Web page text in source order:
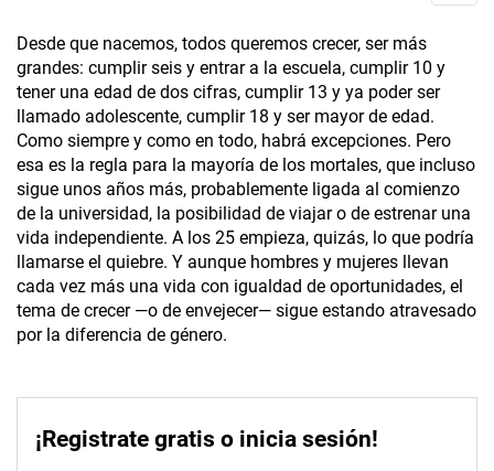
Desde que nacemos, todos queremos crecer, ser más
grandes: cumplir seis y entrar a la escuela, cumplir 10 y
tener una edad de dos cifras, cumplir 13 y ya poder ser
llamado adolescente, cumplir 18 y ser mayor de edad.
Como siempre y como en todo, habrá excepciones. Pero
esa es la regla para la mayoría de los mortales, que incluso
sigue unos años más, probablemente ligada al comienzo
de la universidad, la posibilidad de viajar o de estrenar una
vida independiente. A los 25 empieza, quizás, lo que podría
llamarse el quiebre. Y aunque hombres y mujeres llevan
cada vez más una vida con igualdad de oportunidades, el
tema de crecer —o de envejecer— sigue estando atravesado
por la diferencia de género.
¡Registrate gratis o inicia sesión!